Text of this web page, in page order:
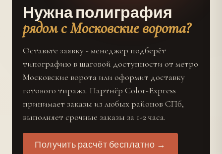
Нужна полиграфия
рядом с Московские ворота?
Оставьте заявку - менеджер подберёт
типографию в шаговой доступности от метро
Московские ворота или оформит доставку
готового тиража. Партнёр Color-Express
принимает заказы из любых районов СПб,
выполняет срочные заказы за 1-2 часа.
Получить расчёт бесплатно →